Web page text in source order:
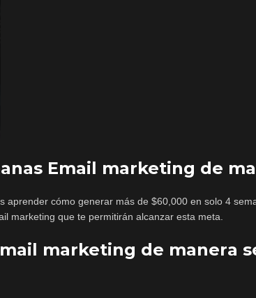
Email marketing de
aprender cómo generar más de $60,000 en solo 4
marketing que te permitirán alcanzar esta meta.
marketing de manera